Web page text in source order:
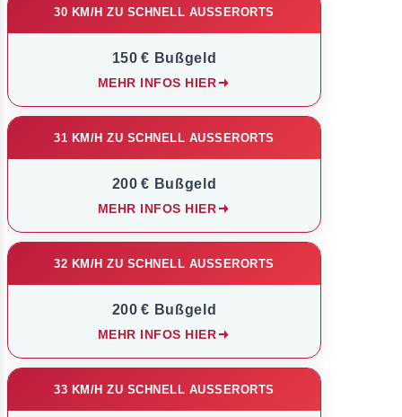
30 KM/H ZU SCHNELL AUSSERORTS
150 € Bußgeld
MEHR INFOS HIER
31 KM/H ZU SCHNELL AUSSERORTS
200 € Bußgeld
MEHR INFOS HIER
32 KM/H ZU SCHNELL AUSSERORTS
200 € Bußgeld
MEHR INFOS HIER
33 KM/H ZU SCHNELL AUSSERORTS